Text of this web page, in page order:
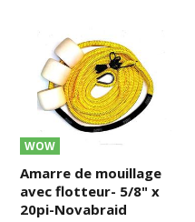
WOW
Amarre de mouillage
avec flotteur- 5/8" x
20pi-Novabraid